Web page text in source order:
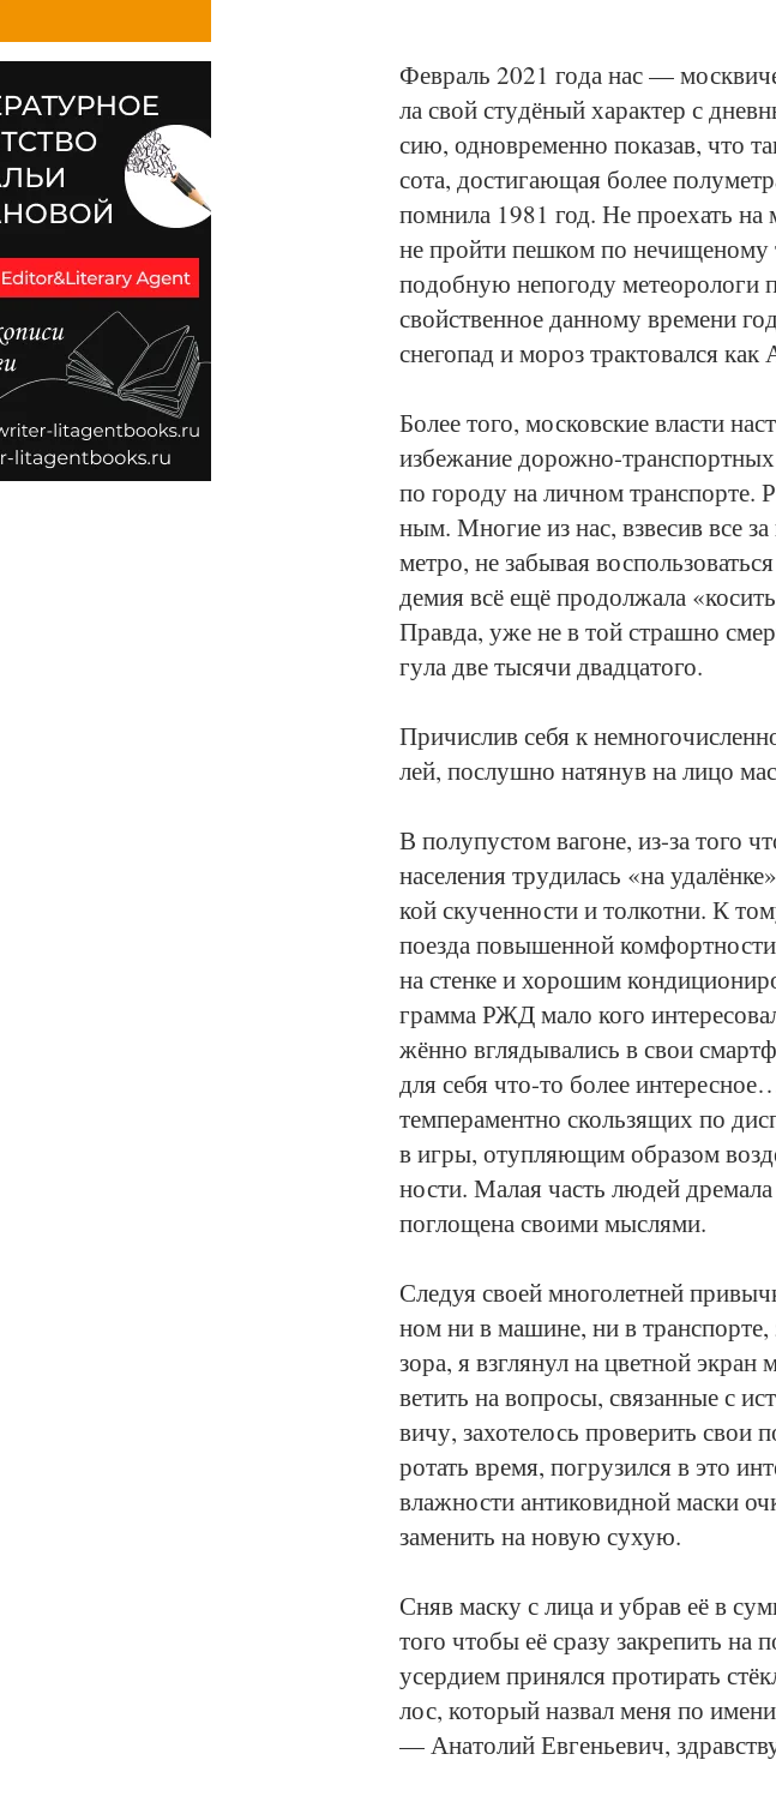
Фев­раль 2021 го­да нас —
ла свой сту­дё­ный ха­рак­тер с
сию, од­нов­ре­мен­но по­ка­зав, что
со­та, до­сти­га­ю­щая бо­лее
пом­ни­ла 1981 год. Не про­ехать
не прой­ти пеш­ком по не­чи­ще­но­му
по­доб­ную не­по­го­ду ме­тео­ро­ло­ги
свойст­вен­ное дан­но­му вре­ме­ни
сне­го­пад и мо­роз трак­то­вал­ся как
Бо­лее то­го, мос­ков­ские влас­ти
из­бе­жа­ние до­рож­но-
по го­ро­ду на лич­ном транс­пор­те.
ным. Мно­гие из нас, взве­сив все
мет­ро, не за­бы­вая
де­мия всё ещё про­дол­жа­ла
Прав­да, уже не в той страш­но
гу­ла две ты­ся­чи двад­ца­то­го.
При­чис­лив се­бя к
лей, по­слуш­но на­тя­нув на ли­цо
В по­лу­пус­том ва­го­не, из-за то­го
на­се­ле­ния тру­ди­лась «на
кой ску­чен­нос­ти и тол­кот­ни. К
по­ез­да по­вы­шен­ной
на стен­ке и хо­ро­шим
грам­ма РЖД ма­ло ко­го
жён­но вгля­ды­ва­лись в свои
для се­бя что-то бо­лее
тем­пе­ра­мент­но сколь­зя­щих по
в иг­ры, отуп­ля­ю­щим об­ра­зом
нос­ти. Ма­лая часть лю­дей
по­гло­ще­на сво­и­ми мыс­ля­ми.
Сле­дуя сво­ей мно­го­лет­ней
ном ни в ма­ши­не, ни в
зо­ра, я взгля­нул на цвет­ной
ве­тить на во­про­сы, свя­зан­ные с
ви­чу, за­хо­те­лось про­ве­рить свои
ро­тать вре­мя, по­гру­зил­ся в это
влаж­нос­ти ан­ти­ко­вид­ной мас­ки
за­ме­нить на но­вую сухую.
Сняв мас­ку с ли­ца и убрав её в
то­го что­бы её сра­зу за­кре­пить
усер­ди­ем при­нял­ся про­ти­рать
лос, ко­то­рый на­звал ме­ня по
— Ана­то­лий Ев­гень­е­вич,